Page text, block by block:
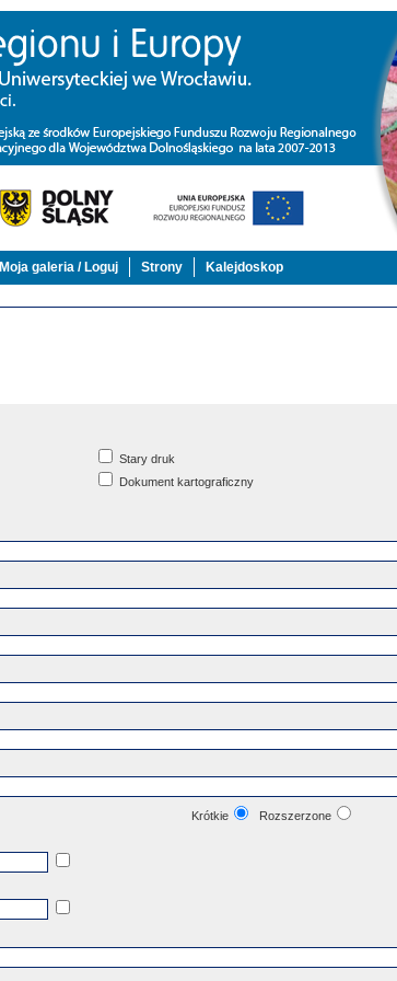
Moja galeria / Loguj Strony Kalejdoskop
Stary druk
Dokument kartograficzny
Krótkie
Rozszerzone